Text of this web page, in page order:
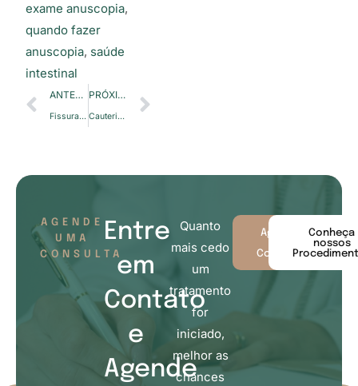
exame anuscopia,
quando fazer
anuscopia, saúde
intestinal
ANTERIOR
Fissura Anal: Causas, Sintomas e Tratamentos
PRÓXIMO
Cauterização Química de Lesões Anais: O Que Esperar do Procedimento
AGENDE
UMA
CONSULTA
Entre
em
Contato
e
Agende
Quanto
mais cedo
um
tratamento
for
iniciado,
melhor as
chances
Agende
Consulta
Conheça
nossos